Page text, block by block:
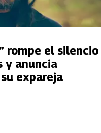
rompe el silencio
y anuncia
expareja